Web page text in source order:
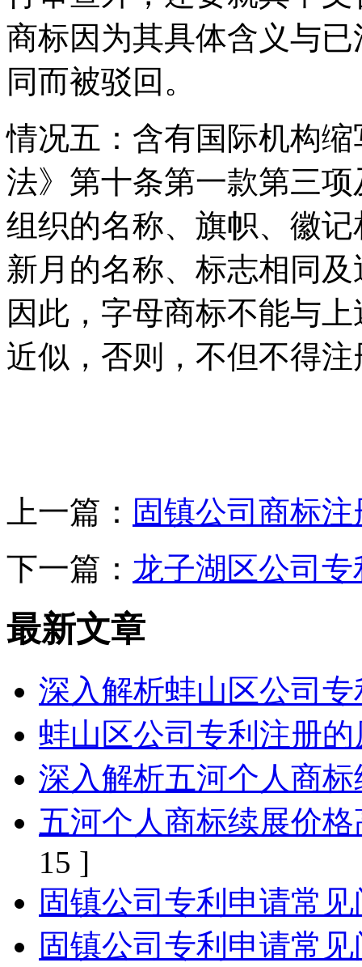
商标因为其具体含义与
同而被驳回。
情况五：含有国际机构
法》第十条第一款第三
组织的名称、旗帜、徽
新月的名称、标志相同
因此，字母商标不能与
近似，否则，不但不得
上一篇： 固镇公司商标
下一篇： 龙子湖区公司
最新文章
深入解析蚌山区公司
蚌山区公司专利注册
深入解析五河个人商
五河个人商标续展价
15 ]
固镇公司专利申请常
固镇公司专利申请常